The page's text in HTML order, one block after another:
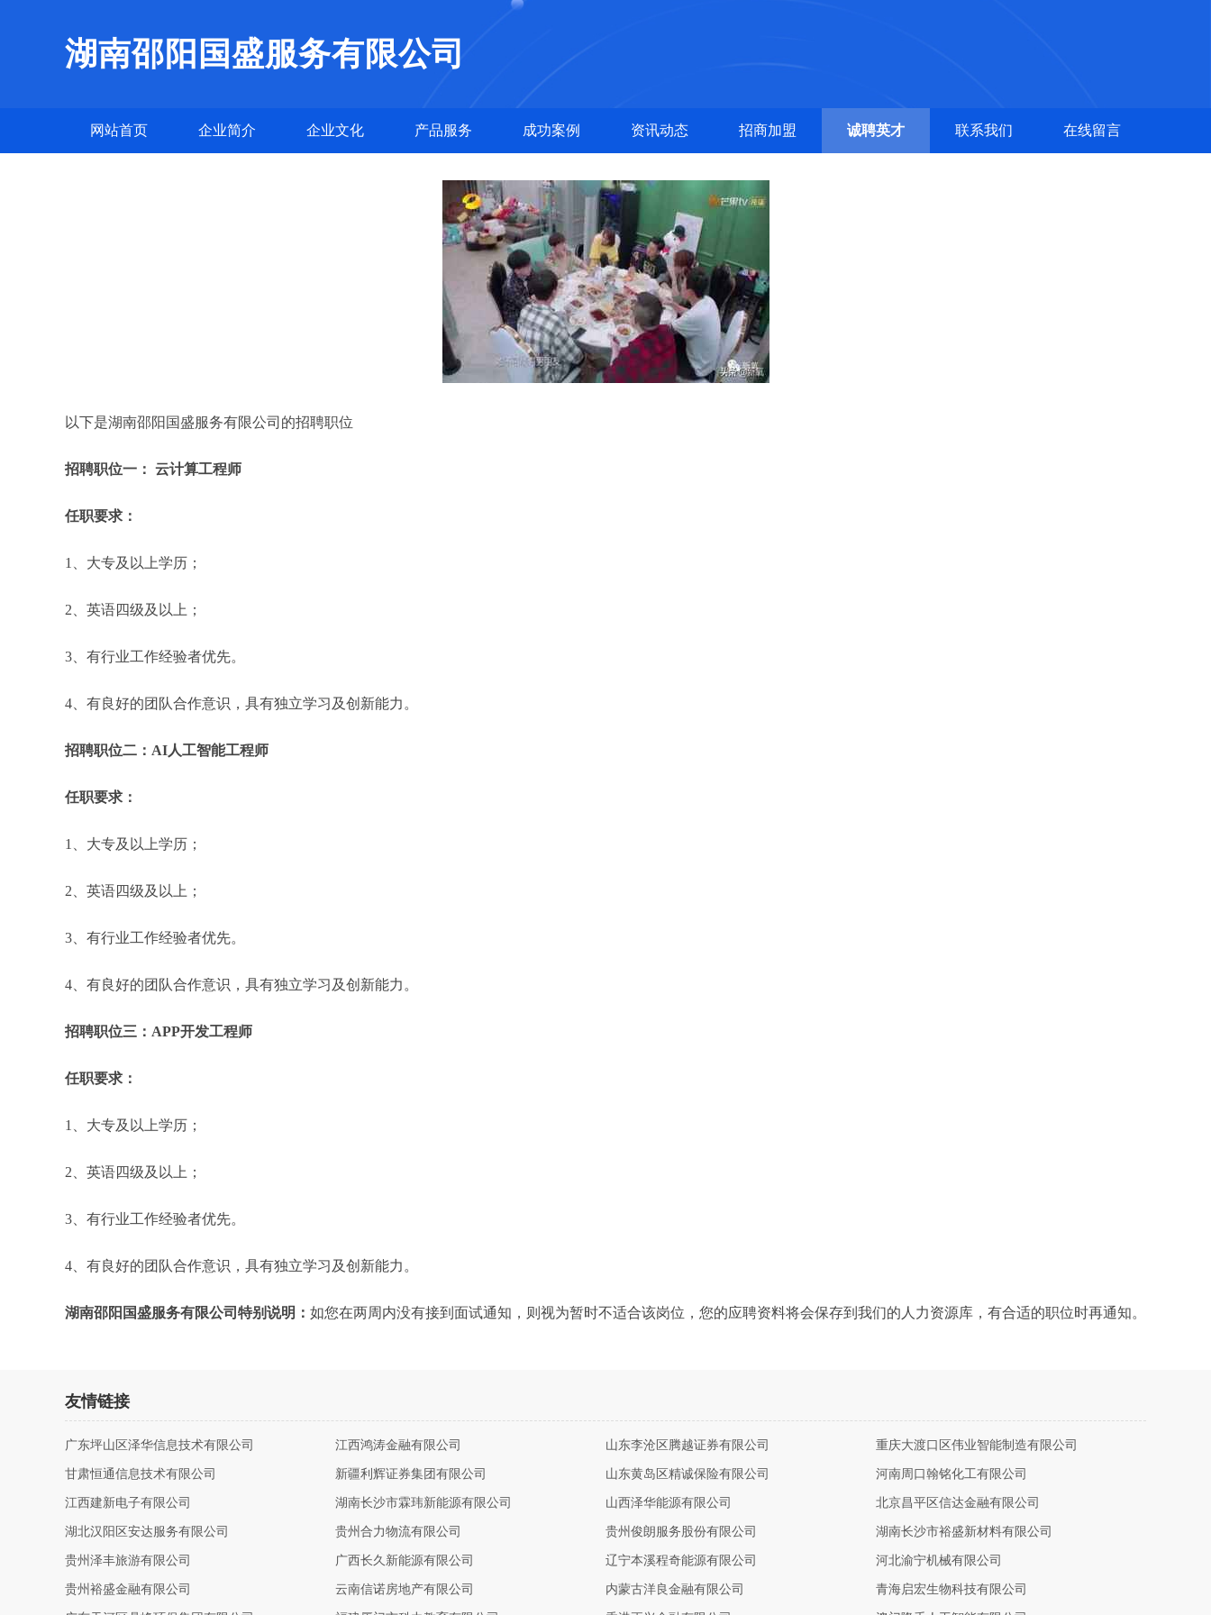
湖南邵阳国盛服务有限公司
网站首页 企业简介 企业文化 产品服务 成功案例 资讯动态 招商加盟 诚聘英才 联系我们 在线留言
以下是湖南邵阳国盛服务有限公司的招聘职位
招聘职位一： 云计算工程师
任职要求：
1、大专及以上学历；
2、英语四级及以上；
3、有行业工作经验者优先。
4、有良好的团队合作意识，具有独立学习及创新能力。
招聘职位二：AI人工智能工程师
任职要求：
1、大专及以上学历；
2、英语四级及以上；
3、有行业工作经验者优先。
4、有良好的团队合作意识，具有独立学习及创新能力。
招聘职位三：APP开发工程师
任职要求：
1、大专及以上学历；
2、英语四级及以上；
3、有行业工作经验者优先。
4、有良好的团队合作意识，具有独立学习及创新能力。
湖南邵阳国盛服务有限公司特别说明： 如您在两周内没有接到面试通知，则视为暂时不适合该岗位，您的应聘资料将会保存到我们的人力资源库，有合适的职位时再通知。
友情链接
广东坪山区泽华信息技术有限公司 江西鸿涛金融有限公司 山东李沧区腾越证券有限公司 重庆大渡口区伟业智能制造有限公司
甘肃恒通信息技术有限公司 新疆利辉证券集团有限公司 山东黄岛区精诚保险有限公司 河南周口翰铭化工有限公司
江西建新电子有限公司 湖南长沙市霖玮新能源有限公司 山西泽华能源有限公司 北京昌平区信达金融有限公司
湖北汉阳区安达服务有限公司 贵州合力物流有限公司 贵州俊朗服务股份有限公司 湖南长沙市裕盛新材料有限公司
贵州泽丰旅游有限公司 广西长久新能源有限公司 辽宁本溪程奇能源有限公司 河北渝宁机械有限公司
贵州裕盛金融有限公司 云南信诺房地产有限公司 内蒙古洋良金融有限公司 青海启宏生物科技有限公司